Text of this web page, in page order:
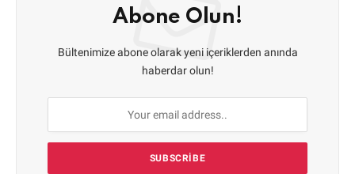
Abone Olun!
Bültenimize abone olarak yeni içeriklerden anında
haberdar olun!